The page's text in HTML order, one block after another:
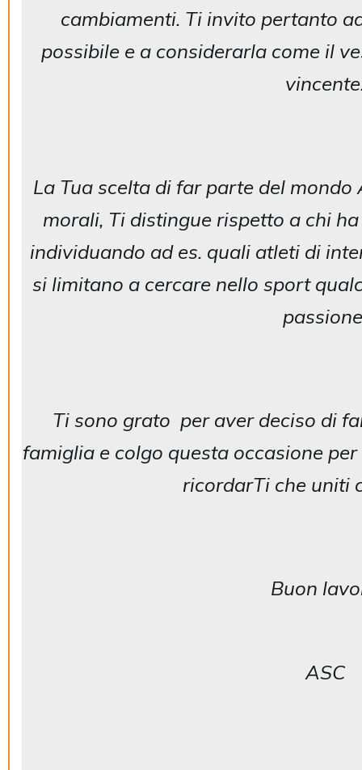
cambiamenti. Ti invito pertanto
possibile e a considerarla come il
La Tua scelta di far parte del
morali, Ti distingue rispetto a chi
individuando ad es. quali atleti di
si limitano a cercare nello sport
Ti sono grato per aver deciso di
famiglia e colgo questa occasione
ricordarTi che uniti
Buon
ASC